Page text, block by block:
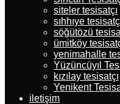
siteler tesisatçı
sıhhıye
söğütözü
ümitköy
yenimahalle
Yüzüncüyıl
kızılay tesisatçı
Yenikent
iletişim